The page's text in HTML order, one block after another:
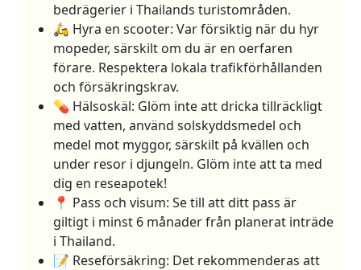
bedrägerier i Thailands turistområden.
🛵 Hyra en scooter: Var försiktig när du hyr
mopeder, särskilt om du är en oerfaren
förare. Respektera lokala trafikförhållanden
och försäkringskrav.
💊 Hälsoskäl: Glöm inte att dricka tillräckligt
med vatten, använd solskyddsmedel och
medel mot myggor, särskilt på kvällen och
under resor i djungeln. Glöm inte att ta med
dig en reseapotek!
📍 Pass och visum: Se till att ditt pass är
giltigt i minst 6 månader från planerat inträde
i Thailand.
📝 Reseförsäkring: Det rekommenderas att